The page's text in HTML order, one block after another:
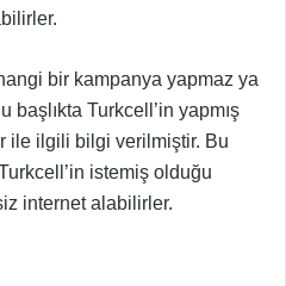
bir kampanya yapmaz ya
başlıkta Turkcell’in yapmış
ile ilgili bilgi verilmiştir. Bu
istemiş olduğu
internet alabilirler.